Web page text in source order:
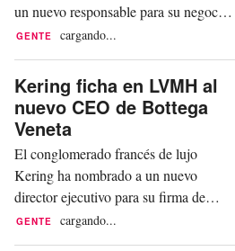
un nuevo responsable para su negocio
online. Este miércoles, la compañía ha
con efecto inmediato el recién creado
puesto de Vice President E-
Commerce. En este cargo, reportará
directamente al Chief Commercial
Officer (CCO), Matthias Bäumer, e...
GENTE cargando...
Kering ficha en LVMH al
nuevo CEO de Bottega
Veneta
El conglomerado francés de lujo
Kering ha nombrado a un nuevo
director ejecutivo para su firma de
moda Bottega Veneta. Este miércoles,
GENTE cargando...